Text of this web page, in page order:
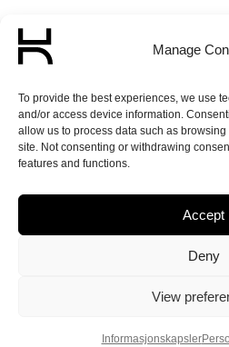
Manage
To provide the best experiences, we use
and/or access device information.
allow us to process data such as
site. Not consenting or withdrawing
features and functions.
Accept
Deny
View
Informasjonskapsler
Sosiale Entreprenører
Aktuelt